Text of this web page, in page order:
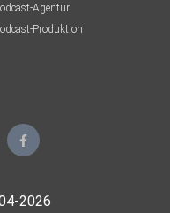
Agentur
Produktion
2026